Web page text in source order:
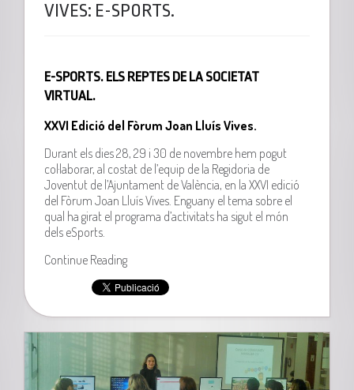
VIVES: E-SPORTS.
E-SPORTS. ELS REPTES DE LA SOCIETAT
VIRTUAL.
XXVI Edició del Fòrum Joan Lluís Vives.
Durant els dies 28, 29 i 30 de novembre hem pogut
col·laborar, al costat de l’equip de la Regidoria de
Joventut de l’Ajuntament de València, en la XXVI edició
del Fòrum Joan Lluís Vives. Enguany el tema sobre el
qual ha girat el programa d’activitats ha sigut el món
dels eSports.
Continue Reading